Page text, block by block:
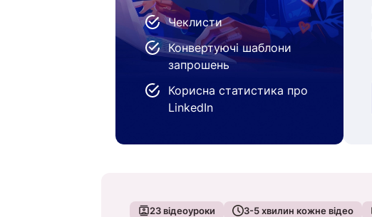
Чеклисти
Конвертуючі шаблони
запрошень
Корисна статистика про
LinkedIn
23відеоуроки 3-5хвилин кожне відео